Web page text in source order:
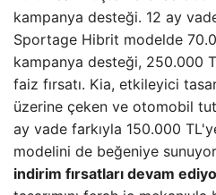
kampanya desteği. 12 ay
Sportage Hibrit modelde
kampanya desteği, 250.000
faiz fırsatı. Kia, etkileyici
üzerine çeken ve otomobil
ay vade farkıyla 150.000
modelini de beğeniye
indirim fırsatları devam